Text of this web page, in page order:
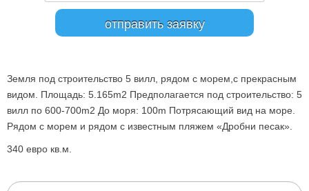
Земля под строительство 5 вилл, рядом с морем,с прекрасным
видом. Площадь: 5.165m2 Предполагается под строительство: 5
вилл по 600-700m2 До моря: 100m Потрясающий вид на море.
Рядом с морем и рядом с известным пляжем «Дробни песак».
340 евро кв.м.